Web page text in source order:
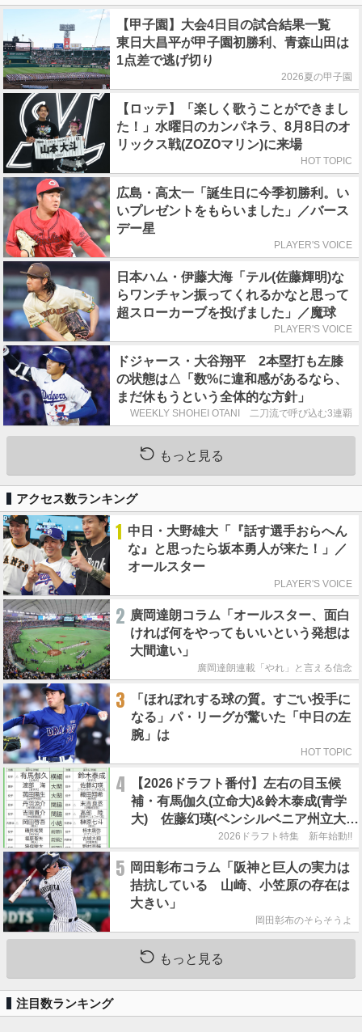
【甲子園】大会4日目の試合結果一覧
東日大昌平が甲子園初勝利、青森山田は
1点差で逃げ切り
2026夏の甲子園
【ロッテ】「楽しく歌うことができまし
た！」水曜日のカンパネラ、8月8日のオ
リックス戦(ZOZOマリン)に来場
HOT TOPIC
広島・高太一「誕生日に今季初勝利。い
いプレゼントをもらいました」／バース
デー星
PLAYER'S VOICE
日本ハム・伊藤大海「テル(佐藤輝明)な
らワンチャン振ってくれるかなと思って
超スローカーブを投げました」／魔球
PLAYER'S VOICE
ドジャース・大谷翔平 2本塁打も左膝
の状態は△「数%に違和感があるなら、
まだ休もうという全体的な方針」
WEEKLY SHOHEI OTANI 二刀流で呼び込む3連覇
もっと見る
アクセス数ランキング
1 中日・大野雄大「『話す選手おらへん
な』と思ったら坂本勇人が来た！」／
オールスター
PLAYER'S VOICE
2 廣岡達朗コラム「オールスター、面白
ければ何をやってもいいという発想は
大間違い」
廣岡達朗連載「やれ」と言える信念
3
「ほれぼれする球の質。すごい投手に
なる」パ・リーグが驚いた「中日の左
腕」は
HOT TOPIC
4
【2026ドラフト番付】左右の目玉候
補・有馬伽久(立命大)&鈴木泰成(青学
大) 佐藤幻瑛(ペンシルベニア州立大)
の強行指名はあるのか？2026ドラフト特集 新年始動!!
5 岡田彰布コラム「阪神と巨人の実力は
拮抗している 山崎、小笠原の存在は
大きい」
岡田彰布のそらそうよ
もっと見る
注目数ランキング